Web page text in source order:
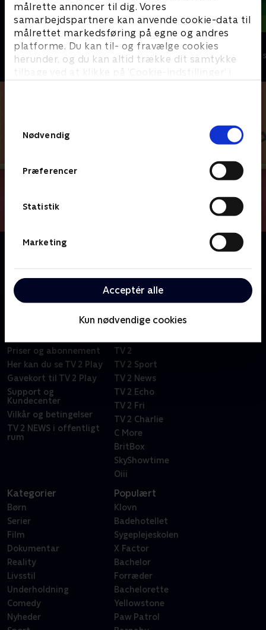
målrette annoncer til dig. Vores
samarbejdspartnere kan anvende cookie-data til
målrettet markedsføring på egne og andres
platforme. Du kan til- og fravælge cookies
herunder, og du kan altid trække dit samtykke
tilbage ved at klikke på ’Cookie-indstillinger’ i
Nødvendig
Præferencer
Statistik
Marketing
Acceptér alle
Kun nødvendige cookies
Mægtige maskiner
Børneserier • 1 sæsoner
Dino Deluxe
Børneserier • 1
Om Du og Blå løser gåder
gåder, når I sammen tager på et eventyr?
Priser og abonnement
Her kan du se TV 2 Play
Gavekort til TV 2 Play
Support og
Kundecenter
Vilkår og betingelser
TV 2 NEWS i offentligt
rum
TV 2
TV 2 Sport
TV 2 News
TV 2 Echo
TV 2 Fri
TV 2 Charlie
C More
BritBox
SkyShowtime
Oiii
Kategorier
Børn
Serier
Film
Dokumentar
Reality
Livsstil
Underholdning
Comedy
Nyheder
Populært
Klovn
Badehotellet
Sygeplejeskolen
X Factor
Bachelor
Forræder
Bachelorette
Yellowstone
Paw Patrol